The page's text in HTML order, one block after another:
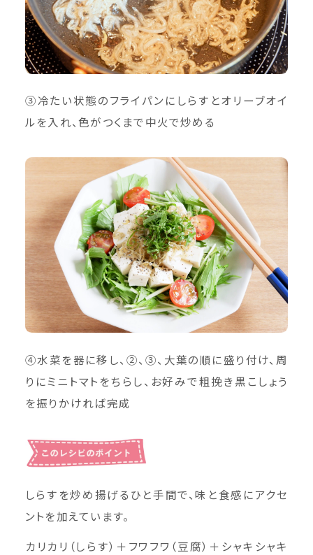
③冷たい状態のフライパンにしらすとオリーブオイ
ルを入れ、色がつくまで中火で炒める
④水菜を器に移し、②、③、大葉の順に盛り付け、周
りにミニトマトをちらし、お好みで粗挽き黒こしょう
を振りかければ完成
しらすを炒め揚げるひと手間で、味と食感にアクセ
ントを加えています。
カリカリ（しらす）＋フワフワ（豆腐）＋シャキシャキ